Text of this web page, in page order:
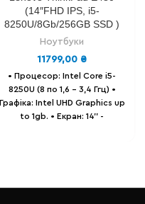
(14″FHD IPS, i5-
8250U/8Gb/256GB SSD )
Ноутбуки
11799,00 ₴
• Процесор: Intel Сore i5-
8250U (8 по 1,6 - 3,4 Ггц) •
Графіка: Intel UHD Graphics up
to 1gb. • Екран: 14'' -